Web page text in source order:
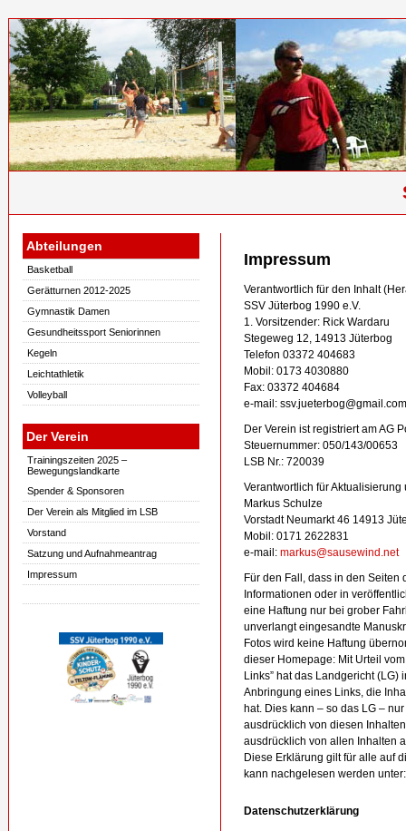
Abteilungen
Basketball
Gerätturnen 2012-2025
Gymnastik Damen
Gesundheitssport Seniorinnen
Kegeln
Leichtathletik
Volleyball
Der Verein
Trainingszeiten 2025 –
Bewegungslandkarte
Spender & Sponsoren
Der Verein als Mitglied im LSB
Vorstand
Satzung und Aufnahmeantrag
Impressum
Impressum
Verantwortlich für den Inhalt
SSV Jüterbog 1990 e.V.
1. Vorsitzender: Rick Wardaru
Stegeweg 12, 14913 Jüterbog
Telefon 03372 404683
Mobil: 0173 4030880
Fax: 03372 404684
e-mail: ssv.jueterbog@gmail.com
Der Verein ist registriert am AG
Steuernummer: 050/143/00653
LSB Nr.: 720039
Verantwortlich für Aktualisierung
Markus Schulze
Vorstadt Neumarkt 46 14913
Mobil: 0171 2622831
e-mail: markus@sausewind.net
Für den Fall, dass in den Seiten
Informationen oder in
eine Haftung nur bei grober
unverlangt eingesandte
Fotos wird keine Haftung
dieser Homepage: Mit Urteil
Links” hat das Landgericht
Anbringung eines Links, die
hat. Dies kann – so das LG –
ausdrücklich von diesen
ausdrücklich von allen Inhalten
Diese Erklärung gilt für alle auf
kann nachgelesen werden
Datenschutzerklärung